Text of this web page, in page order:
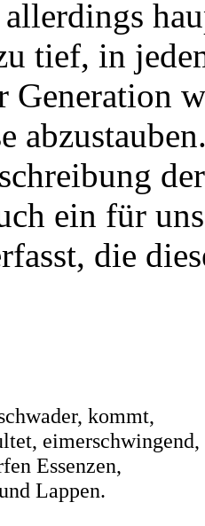
allerdings
tief, in
Generation
ein für
die
kommt,
eimerschwingend,
Essenzen,
Lappen.